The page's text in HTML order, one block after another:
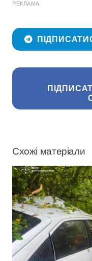
РЕКЛАМА
Схожі матеріали